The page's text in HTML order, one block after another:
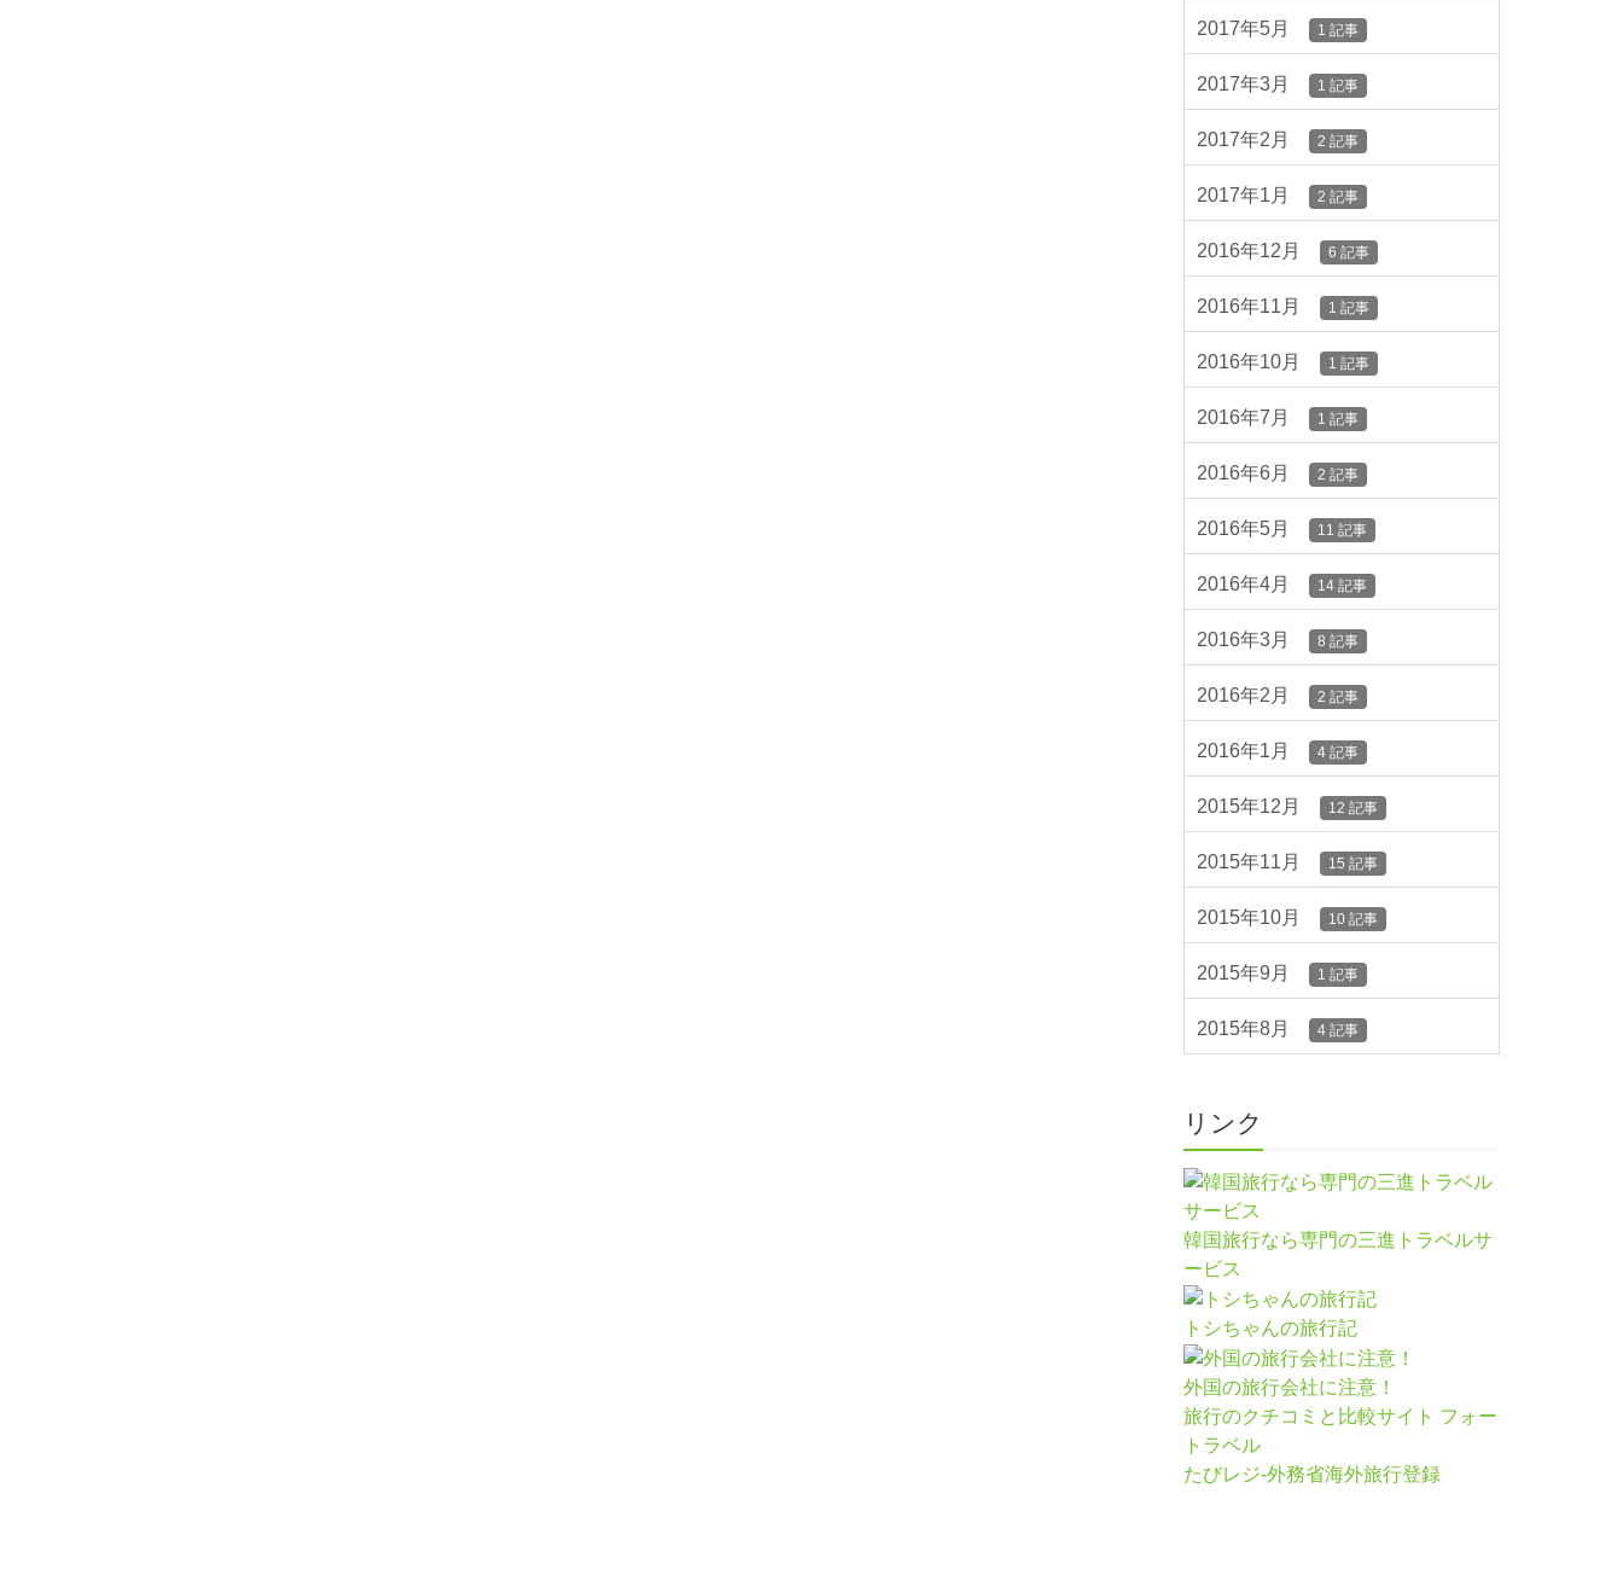
2017年5月 1 記事
2017年3月 1 記事
2017年2月 2 記事
2017年1月 2 記事
2016年12月 6 記事
2016年11月 1 記事
2016年10月 1 記事
2016年7月 1 記事
2016年6月 2 記事
2016年5月 11 記事
2016年4月 14 記事
2016年3月 8 記事
2016年2月 2 記事
2016年1月 4 記事
2015年12月 12 記事
2015年11月 15 記事
2015年10月 10 記事
2015年9月 1 記事
2015年8月 4 記事
リンク
韓国旅行なら専門の三進トラベルサ
ービス
トシちゃんの旅行記
外国の旅行会社に注意！
旅行のクチコミと比較サイト フォー
トラベル
たびレジ-外務省海外旅行登録